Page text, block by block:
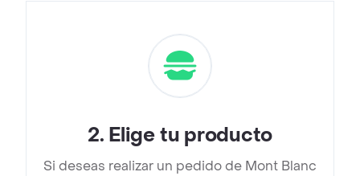
2. Elige tu producto
Si deseas realizar un pedido de Mont Blanc